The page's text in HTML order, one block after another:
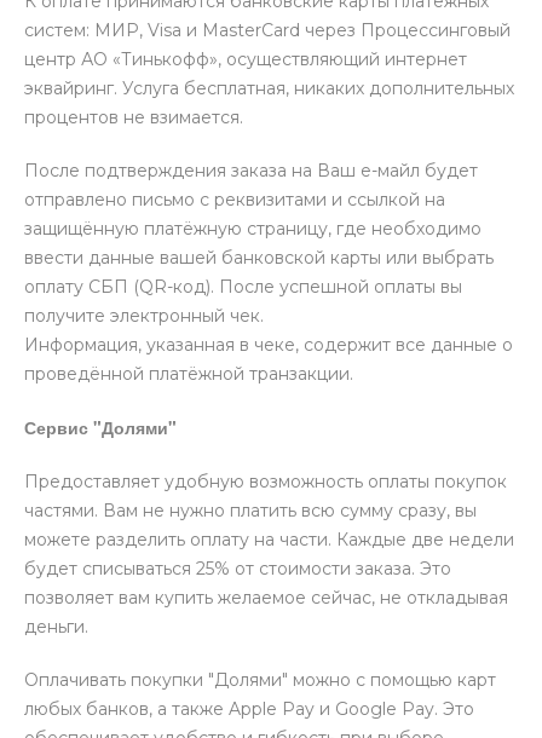
систем: МИР, Visa и MasterCard через Процессинговый
центр АО «Тинькофф», осуществляющий интернет
эквайринг. Услуга бесплатная, никаких дополнительных
процентов не взимается.
После подтверждения заказа на Ваш е-майл будет
отправлено письмо с реквизитами и ссылкой на
защищённую платёжную страницу, где необходимо
ввести данные вашей банковской карты или выбрать
оплату СБП (QR-код). После успешной оплаты вы
получите электронный чек.
Информация, указанная в чеке, содержит все данные о
проведённой платёжной транзакции.
Сервис "Долями"
Предоставляет удобную возможность оплаты покупок
частями. Вам не нужно платить всю сумму сразу, вы
можете разделить оплату на части. Каждые две недели
будет списываться 25% от стоимости заказа. Это
позволяет вам купить желаемое сейчас, не откладывая
деньги.
Оплачивать покупки "Долями" можно с помощью карт
любых банков, а также Apple Pay и Google Pay. Это